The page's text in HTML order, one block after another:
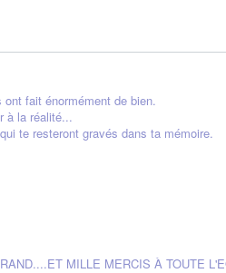
fait énormément de bien.
à la réalité...
te resteront gravés dans ta mémoire.
MILLE MERCIS À TOUTE